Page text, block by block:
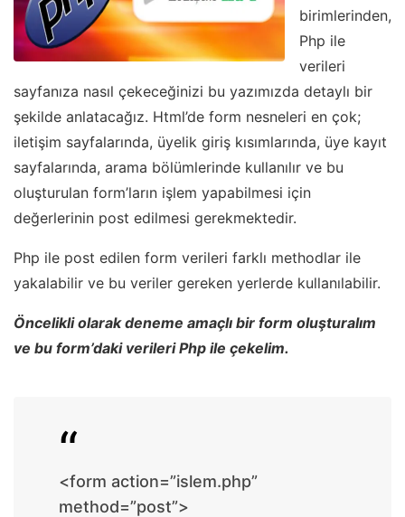
birimlerinden,
Php ile
verileri
sayfanıza nasıl çekeceğinizi bu yazımızda detaylı bir
şekilde anlatacağız. Html’de form nesneleri en çok;
iletişim sayfalarında, üyelik giriş kısımlarında, üye kayıt
sayfalarında, arama bölümlerinde kullanılır ve bu
oluşturulan form’ların işlem yapabilmesi için
değerlerinin post edilmesi gerekmektedir.
Php ile post edilen form verileri farklı methodlar ile
yakalabilir ve bu veriler gereken yerlerde kullanılabilir.
Öncelikli olarak deneme amaçlı bir form oluşturalım
ve bu form’daki verileri Php ile çekelim.
<form action=”islem.php”
method=”post”>